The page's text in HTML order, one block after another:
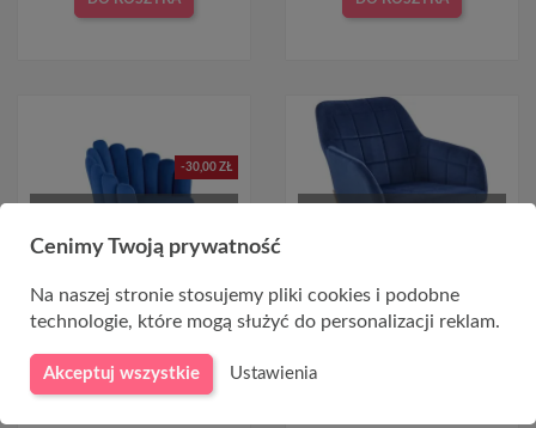
-30,00 ZŁ
K410
Cenimy Twoją prywatność
Na naszej stronie stosujemy pliki cookies i podobne
technologie, które mogą służyć do personalizacji reklam.
Akceptuj wszystkie Ustawienia